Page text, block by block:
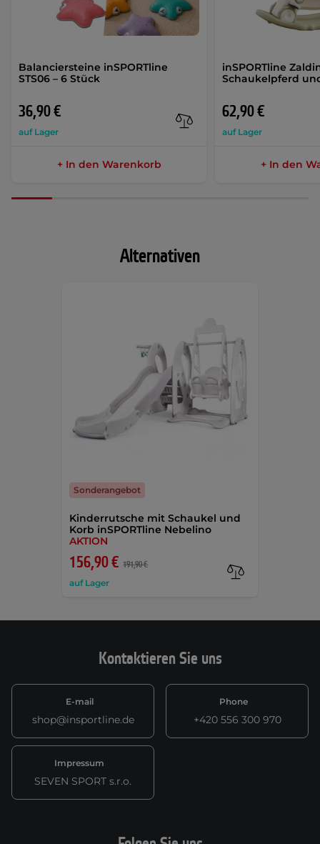
Balanciersteine inSPORTline
STS06 – 6 Stück
36,90 €
auf Lager
+ In den Warenkorb
inSPORTline
Schaukelpferd
62,90 €
auf Lager
+ In den
Alternativen
Kinderrutsche mit Schaukel und
Korb inSPORTline Nebelino
AKTION
156,90 € 191,90 €
auf Lager
Sonderangebot
Kontaktieren Sie uns
E-mail
shop@insportline.de
Phone
+420 556 300 970
Impressum
SEVEN SPORT s.r.o.